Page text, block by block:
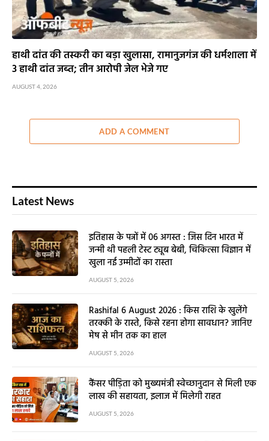
हाथी दांत की तस्करी का बड़ा खुलासा, रामानुजगंज की धर्मशाला में
3 हाथी दांत जब्त; तीन आरोपी जेल भेजे गए
AUGUST 4, 2026
ADD A COMMENT
Latest News
इतिहास के पन्नों में 06 अगस्त : जिस दिन भारत में
जन्मी थी पहली टेस्ट ट्यूब बेबी, चिकित्सा विज्ञान में
खुला नई उम्मीदों का रास्ता
AUGUST 5, 2026
Rashifal 6 August 2026 : किस राशि के खुलेंगे
तरक्की के रास्ते, किसे रहना होगा सावधान? जानिए
मेष से मीन तक का हाल
AUGUST 5, 2026
कैंसर पीड़िता को मुख्यमंत्री स्वेच्छानुदान से मिली एक
लाख की सहायता, इलाज में मिलेगी राहत
AUGUST 5, 2026